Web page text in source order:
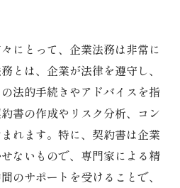
にとって、企業法務は非常に
とは、企業が法律を遵守し、
法的手続きやアドバイスを指
書の作成やリスク分析、コン
れます。特に、契約書は企業
ないもので、専門家による精
のサポートを受けることで、